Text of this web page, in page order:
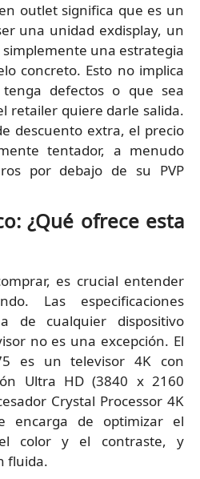
outlet significa que es un
una unidad exdisplay, un
una estrategia
concreto. Esto no implica
defectos o que sea
retailer quiere darle salida.
descuento extra, el precio
tentador, a menudo
por debajo de su PVP
¿Qué ofrece esta
es crucial entender
Las especificaciones
de cualquier dispositivo
no es una excepción. El
es un televisor 4K con
Ultra HD (3840 x 2160
Crystal Processor 4K
encarga de optimizar el
color y el contraste, y
fluida.